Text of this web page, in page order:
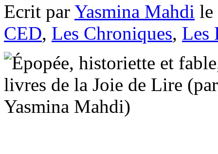
Ecrit par Yasmina Mahdi le
CED, Les Chroniques, Les